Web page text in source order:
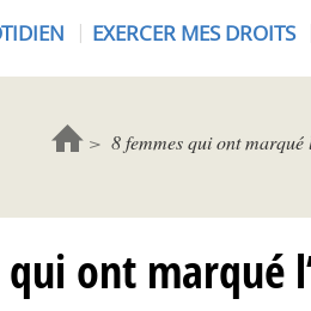
EXERCER MES DROITS
8 femmes qui ont
ont marqué